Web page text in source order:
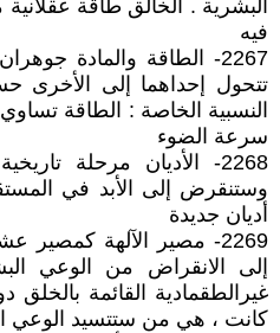
البشرية . الخالق طاقة
فيه
2267- الطاقة والمادة
تتحول إحداهما إلى الأخرى
النسبية الخاصة : الطاقة
سرعة الضوء
2268- الأديان مرحلة
وستنقرض إلى الأبد في
أديان جديدة
2269- مصير الآلهة
إلى الانقراض من الوعي
غيرالطقمادية القائمة
كانت ، هي من ستتسيد الوعي